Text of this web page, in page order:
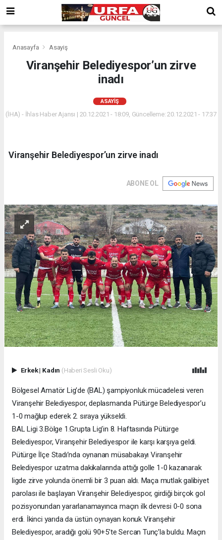
Anasayfa Asayiş
Viranşehir Belediyespor’un zirve
inadı
ASAYIŞ
(İHA) - İhlas Haber Ajansı | 20.12.2021 - 18:09, Güncelleme: 20.12.2021 - 17:37
Viranşehir Belediyespor’un zirve inadı
ABONE OL
Erkek| Kadın (Haberi Sesli Oku)
Bölgesel Amatör Lig’de (BAL) şampiyonluk mücadelesi veren
Viranşehir Belediyespor, deplasmanda Pütürge Belediyespor’u
1-0 mağlup ederek 2. sıraya yükseldi.
BAL Ligi 3.Bölge 1.Grupta Lig’in 8. Haftasında Pütürge
Belediyespor, Viranşehir Belediyespor ile karşı karşıya geldi.
Pütürge İlçe Stadı’nda oynanan müsabakayı Viranşehir
Belediyespor uzatma dakikalarında attığı golle 1-0 kazanarak
ligde zirve yolunda önemli bir 3 puan aldı. Maça mutlak galibiyet
parolası ile başlayan Viranşehir Belediyespor, girdiği birçok gol
pozisyonundan yararlanamayınca maçın ilk devresi 0-0 sona
erdi. İkinci yarıda da üstün oynayan konuk Viranşehir
Belediyespor, aradığı golü 90+5’te Sercan Tunç’la buldu. Maçın